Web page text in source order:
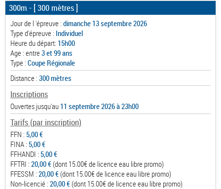
300m - [ 300 mètres ]
Jour de l 'épreuve : dimanche 13 septembre 2026
Type d'épreuve : Individuel
Heure du départ: 15h00
Age : entre 3 et 99 ans
Type : Coupe Régionale
Distance : 300 mètres
Inscriptions
Ouvertes jusqu'au 11 septembre 2026 à 23h00
Tarifs (par inscription)
FFN : 5,00 €
FINA : 5,00 €
FFHANDI : 5,00 €
FFTRI : 20,00 € (dont 15.00€ de licence eau libre promo)
FFESSM : 20,00 € (dont 15.00€ de licence eau libre promo)
Non-licencié : 20,00 € (dont 15.00€ de licence eau libre promo)